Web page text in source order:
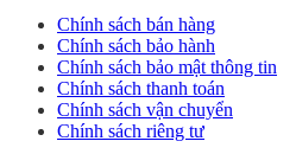
Chính sách bán hàng
Chính sách bảo hành
Chính sách bảo mật thông tin
Chính sách thanh toán
Chính sách vận chuyển
Chính sách riêng tư